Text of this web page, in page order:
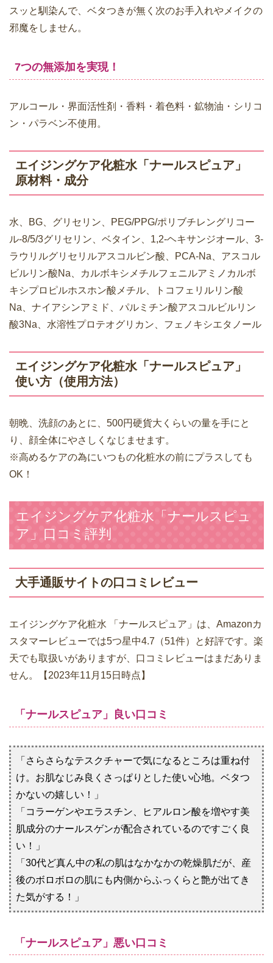
スッと馴染んで、ベタつきが無く次のお手入れやメイクの
邪魔をしません。
7つの無添加を実現！
アルコール・界面活性剤・香料・着色料・鉱物油・シリコ
ン・パラベン不使用。
エイジングケア化粧水「ナールスピュア」
原材料・成分
水、BG、グリセリン、PEG/PPG/ポリブチレングリコー
ル-8/5/3グリセリン、ベタイン、1,2-ヘキサンジオール、3-
ラウリルグリセリルアスコルビン酸、PCA-Na、アスコル
ビルリン酸Na、カルボキシメチルフェニルアミノカルボ
キシプロピルホスホン酸メチル、トコフェリルリン酸
Na、ナイアシンアミド、パルミチン酸アスコルビルリン
酸3Na、水溶性プロテオグリカン、フェノキシエタノール
エイジングケア化粧水「ナールスピュア」
使い方（使用方法）
朝晩、洗顔のあとに、500円硬貨大くらいの量を手にと
り、顔全体にやさしくなじませます。
※高めるケアの為にいつもの化粧水の前にプラスしても
OK！
エイジングケア化粧水「ナールスピュ
ア」口コミ評判
大手通販サイトの口コミレビュー
エイジングケア化粧水 「ナールスピュア」は、Amazonカ
スタマーレビューでは5つ星中4.7（51件）と好評です。楽
天でも取扱いがありますが、口コミレビューはまだありま
せん。【2023年11月15日時点】
「ナールスピュア」良い口コミ
「さらさらなテスクチャーで気になるところは重ね付
け。お肌なじみ良くさっぱりとした使い心地。ベタつ
かないの嬉しい！」
「コラーゲンやエラスチン、ヒアルロン酸を増やす美
肌成分のナールスゲンが配合されているのですごく良
い！」
「30代ど真ん中の私の肌はなかなかの乾燥肌だが、産
後のボロボロの肌にも内側からふっくらと艶が出てき
た気がする！」
「ナールスピュア」悪い口コミ